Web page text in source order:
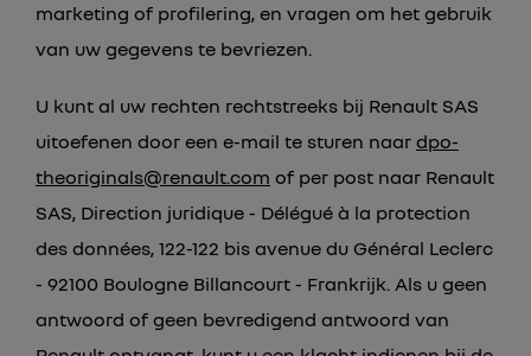
marketing of profilering, en vragen om het gebruik
van uw gegevens te bevriezen.
U kunt al uw rechten rechtstreeks bij Renault SAS
uitoefenen door een e-mail te sturen naar dpo-
theoriginals@renault.com of per post naar Renault
SAS, Direction juridique - Délégué à la protection
des données, 122-122 bis avenue du Général Leclerc
- 92100 Boulogne Billancourt - Frankrijk. Als u geen
antwoord of geen bevredigend antwoord van